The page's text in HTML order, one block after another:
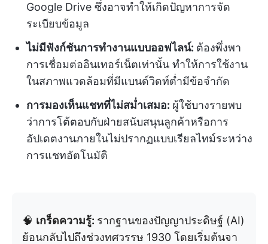
Google Drive ซึ่งอาจทำให้เกิดปัญหาการจัด
ระเบียบข้อมูล
ไม่มีฟังก์ชันการทำงานแบบออฟไลน์: ต้องพึ่งพา
การเชื่อมต่ออินเทอร์เน็ตเท่านั้น ทำให้การใช้งาน
ในสภาพแวดล้อมที่มีแบนด์วิดท์ต่ำมีข้อจำกัด
การมองเห็นแชทที่ไม่สม่ำเสมอ: ผู้ใช้บางรายพบ
ว่าการโต้ตอบกับฝ่ายสนับสนุนลูกค้าหรือการ
อัปเดตงานภายในไม่ปรากฏแบบเรียลไทม์ระหว่าง
การแชทอัตโนมัติ
🧠 เกร็ดความรู้: รากฐานของปัญญาประดิษฐ์ (AI)
ย้อนกลับไปถึงช่วงทศวรรษ 1930 โดยเริ่มต้นจา